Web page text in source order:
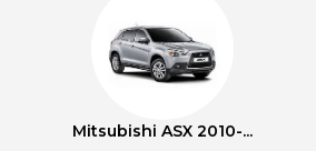
Mitsubishi ASX 2010-...